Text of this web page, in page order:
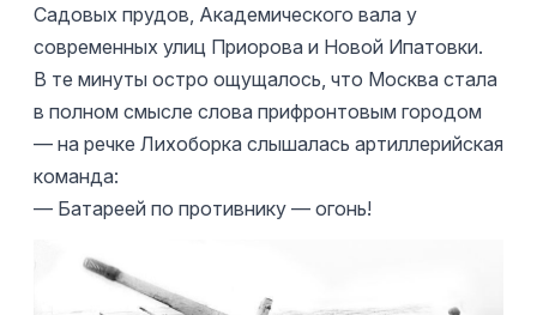
Садовых прудов, Академического вала у
современных улиц Приорова и Новой Ипатовки.
В те минуты остро ощущалось, что Москва стала
в полном смысле слова прифронтовым городом
— на речке Лихоборка слышалась артиллерийская
команда:
— Батареей по противнику — огонь!